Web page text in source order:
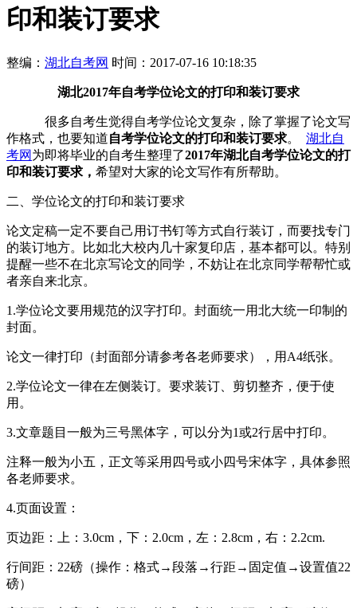
印和装订要求
整编： 湖北自考网 时间：2017-07-16 10:18:35
湖北2017年自考学位论文的打印和装订要求
很多自考生觉得自考学位论文复杂，除了掌握了论文写
作格式，也要知道自考学位论文的打印和装订要求。
湖北自
考网 为即将毕业的自考生整理了2017年湖北自考学位论文的打
印和装订要求， 希望对大家的论文写作有所帮助。
二、学位论文的打印和装订要求
论文定稿一定不要自己用订书钉等方式自行装订，而要找专门
的装订地方。比如北大校内几十家复印店，基本都可以。特别
提醒一些不在北京写论文的同学，不妨让在北京同学帮帮忙或
者亲自来北京。
1.学位论文要用规范的汉字打印。封面统一用北大统一印制的
封面。
论文一律打印（封面部分请参考各老师要求），用A4纸张。
2.学位论文一律在左侧装订。要求装订、剪切整齐，便于使
用。
3.文章题目一般为三号黑体字，可以分为1或2行居中打印。
注释一般为小五，正文等采用四号或小四号宋体字，具体参照
各老师要求。
4.页面设置：
页边距：上：3.0cm，下：2.0cm，左：2.8cm，右：2.2cm.
行间距：22磅（操作：格式→段落→行距→固定值→设置值22
磅）